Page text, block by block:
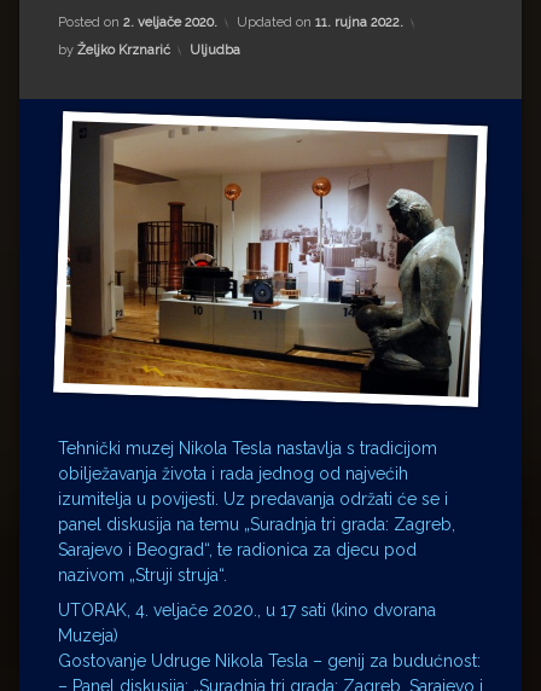
Drugi autori
Drugi autori
Matea Andrić
Ljiljana Lekanić-Kljaić
Željko Krznarić
Mario Lovreković
Miroslav Šantek
Posted on 2. veljače 2020. Updated on 11. rujna 2022.
by Željko Krznarić Kategorije:
Uljudba
Tehnički muzej Nikola Tesla nastavlja s tradicijom
obilježavanja života i rada jednog od najvećih
izumitelja u povijesti. Uz predavanja održati će se i
panel diskusija na temu „Suradnja tri grada: Zagreb,
Sarajevo i Beograd“, te radionica za djecu pod
nazivom „Struji struja“.
UTORAK, 4. veljače 2020., u 17 sati (kino dvorana
Muzeja)
Gostovanje Udruge Nikola Tesla – genij za budućnost:
– Panel diskusija: „Suradnja tri grada: Zagreb, Sarajevo i